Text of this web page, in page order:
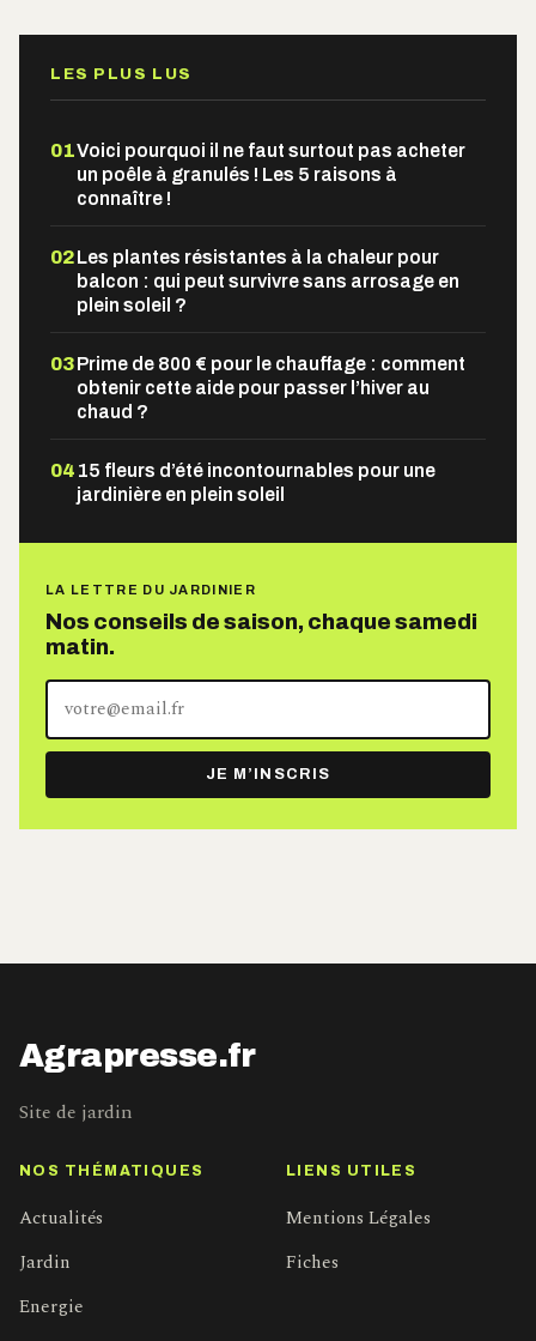
LES PLUS LUS
01Voici pourquoi il ne faut surtout pas acheter
un poêle à granulés ! Les 5 raisons à
connaître !
02Les plantes résistantes à la chaleur pour
balcon : qui peut survivre sans arrosage en
plein soleil ?
03Prime de 800 € pour le chauffage : comment
obtenir cette aide pour passer l’hiver au
chaud ?
04 15 fleurs d’été incontournables pour une
jardinière en plein soleil
LA LETTRE DU JARDINIER
Nos conseils de saison, chaque samedi
matin.
Votre
adresse
e-
mail
JE M’INSCRIS
Agrapresse.fr
Site de jardin
NOS THÉMATIQUES
Actualités
Jardin
Energie
LIENS UTILES
Mentions Légales
Fiches